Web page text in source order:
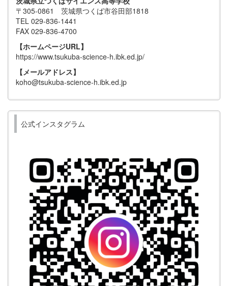
〒305-0861 茨城県つくば市谷田部1818
TEL 029-836-1441
FAX 029-836-4700
【ホームページURL】
https://www.tsukuba-science-h.ibk.ed.jp/
【メールアドレス】
koho@tsukuba-science-h.ibk.ed.jp
公式インスタグラム